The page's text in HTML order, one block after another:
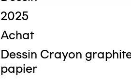
2025
Achat
Dessin Crayon
papier